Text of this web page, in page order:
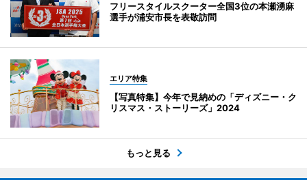
フリースタイルスクーター全国3位の本瀬湧麻
選手が浦安市長を表敬訪問
エリア特集
【写真特集】今年で見納めの「ディズニー・ク
リスマス・ストーリーズ」2024
もっと見る